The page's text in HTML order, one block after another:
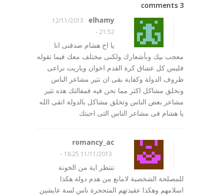
3 comments
elhamy
12/11/2013
21:52
-
يا اخ هشام صدقنى انا
معجب بيك وبأشعارك ولكنى مختلف معك فيما تقوله
فليس كل عشاق كرة القدم اخوان وياريت نراعى
ظروف الدولة وكفاية بقى ان نثير مشاعر الناس
ونخلق مشاكل اكثر مما نحن فيه فمقالتك هذه تثير
مشاعر بعض الناس وتخلق مشاكل بالدولة اتقى الله
يا هشام فى مشاعر الناس التى احبتك
romancy_ac
11/11/2013 18:25
-
تنتظر اية من الخونة
للمصلحة الشخصية لامانع من هدم دولة هكذا
اسلامهم وهكذا عقيدتهم المتحجرة ناس لسة عايشين